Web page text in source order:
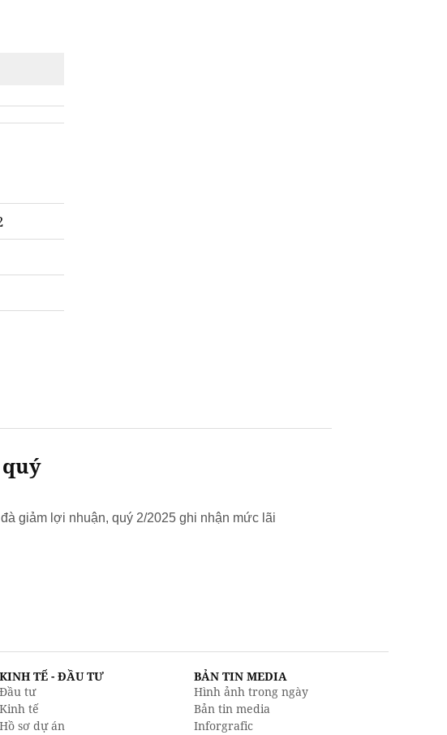
giảm lợi nhuận, quý 2/2025 ghi nhận mức lãi
KINH TẾ - ĐẦU TƯ
Đầu tư
Kinh tế
Hồ sơ dự án
BẢN TIN MEDIA
Hình ảnh trong ngày
Bản tin media
Inforgrafic